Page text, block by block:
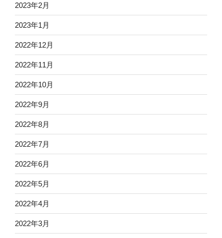
2023年2月
2023年1月
2022年12月
2022年11月
2022年10月
2022年9月
2022年8月
2022年7月
2022年6月
2022年5月
2022年4月
2022年3月